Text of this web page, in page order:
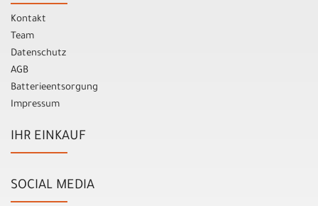
Kontakt
Team
Datenschutz
AGB
Batterieentsorgung
Impressum
IHR EINKAUF
SOCIAL MEDIA